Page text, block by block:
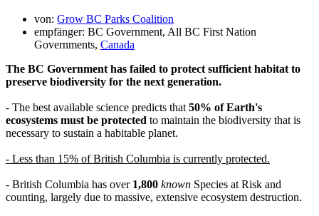
von: Grow BC Parks Coalition
empfänger: BC Government, All BC First Nation
Governments, Canada
The BC Government has failed to protect sufficient habitat to
preserve biodiversity for the next generation.
- The best available science predicts that50% of Earth's
ecosystems must be protected to maintain the biodiversity that is
necessary to sustain a habitable planet.
- Less than 15% of British Columbia is currently protected.
- British Columbia has over 1,800 known Species at Risk and
counting, largely due to massive, extensive ecosystem destruction.